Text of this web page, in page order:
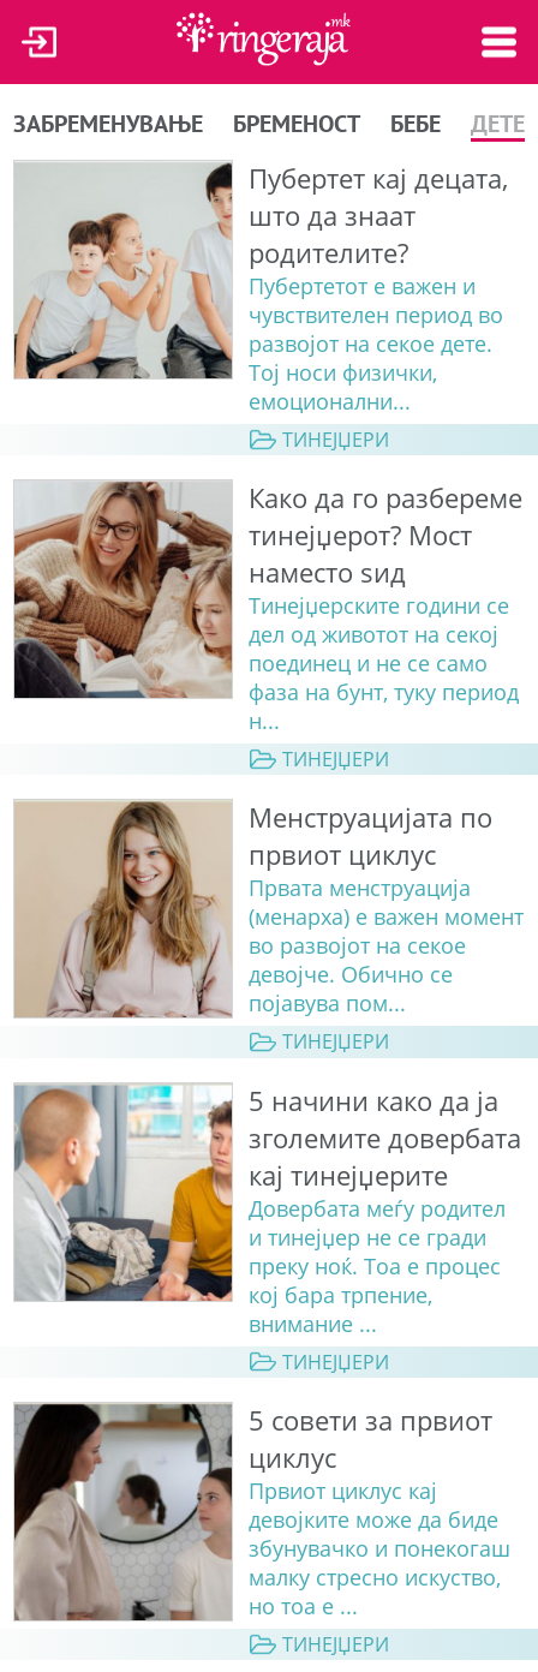
ЗАБРЕМЕНУВАЊЕ БРЕМЕНОСТ БЕБЕ ДЕТЕ
Пубертет кај децата,
што да знаат
родителите?
Пубертетот е важен и
чувствителен период во
развојот на секое дете.
Тој носи физички,
емоционални...
ТИНЕЈЏЕРИ
Како да го разбереме
тинејџерот? Мост
наместо ѕид
Тинејџерските години се
дел од животот на секој
поединец и не се само
фаза на бунт, туку период
н...
ТИНЕЈЏЕРИ
Менструацијата по
првиот циклус
Првата менструација
(менарха) е важен момент
во развојот на секое
девојче. Обично се
појавува пом...
ТИНЕЈЏЕРИ
5 начини како да ја
зголемите довербата
кај тинејџерите
Довербата меѓу родител
и тинејџер не се гради
преку ноќ. Тоа е процес
кој бара трпение,
внимание ...
ТИНЕЈЏЕРИ
5 совети за првиот
циклус
Првиот циклус кај
девојките може да биде
збунувачко и понекогаш
малку стресно искуство,
но тоа е ...
ТИНЕЈЏЕРИ